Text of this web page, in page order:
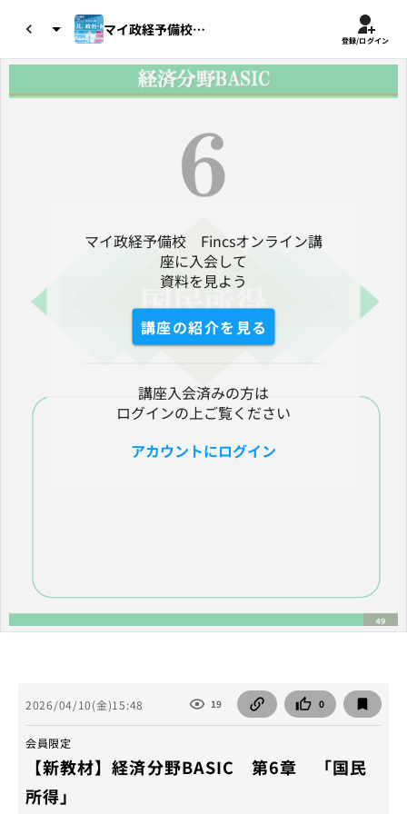
マイ政経予備校 Fincsオンライ...
登録/ログイン
マイ政経予備校　Fincsオンライン講
座に入会して
資料を見よう
講座の紹介を見る
講座入会済みの方は
ログインの上ご覧ください
アカウントにログイン
2026/04/10(金)15:48 19 0
会員限定
【新教材】経済分野BASIC 第6章 「国民
所得」